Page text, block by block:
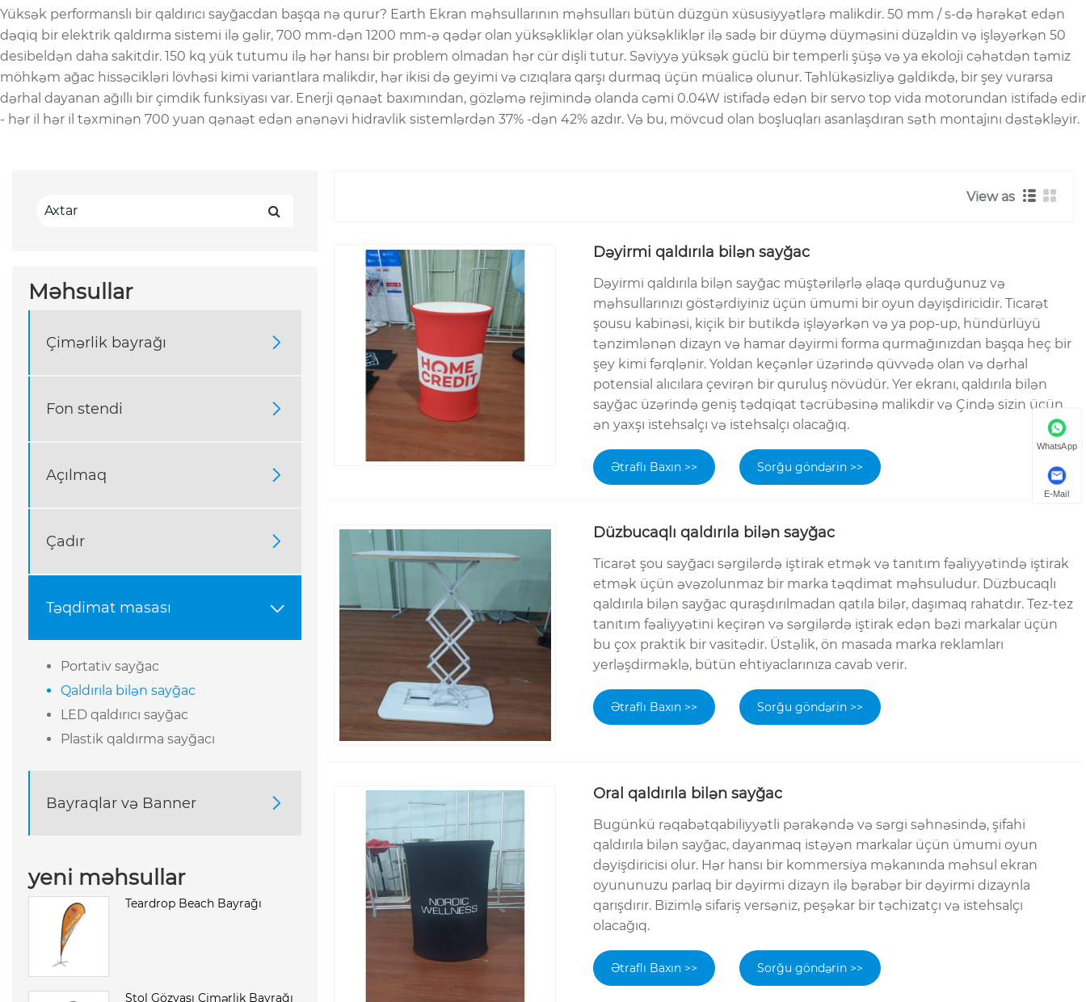
Yüksək performanslı bir qaldırıcı sayğacdan başqa nə qurur? Earth Ekran məhsullarının məhsulları bütün düzgün xüsusiyyətlərə malikdir. 50 mm / s-də hərəkət edən
dəqiq bir elektrik qaldırma sistemi ilə gəlir, 700 mm-dən 1200 mm-ə qədər olan yüksəkliklər olan yüksəkliklər ilə sadə bir düymə düyməsini düzəldin və işləyərkən 50
desibeldən daha sakitdir. 150 kq yük tutumu ilə hər hansı bir problem olmadan hər cür dişli tutur. Səviyyə yüksək güclü bir temperli şüşə və ya ekoloji cəhətdən təmiz
möhkəm ağac hissəcikləri lövhəsi kimi variantlara malikdir, hər ikisi də geyimi və cızıqlara qarşı durmaq üçün müalicə olunur. Təhlükəsizliyə gəldikdə, bir şey vurarsa
dərhal dayanan ağıllı bir çimdik funksiyası var. Enerji qənaət baxımından, gözləmə rejimində olanda cəmi 0.04W istifadə edən bir servo top vida motorundan istifadə edir
- hər il hər il təxminən 700 yuan qənaət edən ənənəvi hidravlik sistemlərdən 37% -dən 42% azdır. Və bu, mövcud olan boşluqları asanlaşdıran səth montajını dəstəkləyir.
Məhsullar
Çimərlik bayrağı 
Fon stendi 
Açılmaq 
Çadır 
Təqdimat masası 
Portativ sayğac
Qaldırıla bilən sayğac
LED qaldırıcı sayğac
Plastik qaldırma sayğacı
Bayraqlar və Banner 
yeni məhsullar
Teardrop Beach Bayrağı
Stol Gözyaşı Çimərlik Bayrağı
View as
Dəyirmi qaldırıla bilən sayğac
Dəyirmi qaldırıla bilən sayğac müştərilərlə əlaqə qurduğunuz və
məhsullarınızı göstərdiyiniz üçün ümumi bir oyun dəyişdiricidir. Ticarət
şousu kabinəsi, kiçik bir butikdə işləyərkən və ya pop-up, hündürlüyü
tənzimlənən dizayn və hamar dəyirmi forma qurmağınızdan başqa heç bir
şey kimi fərqlənir. Yoldan keçənlər üzərində qüvvədə olan və dərhal
potensial alıcılara çevirən bir quruluş növüdür. Yer ekranı, qaldırıla bilən
sayğac üzərində geniş tədqiqat təcrübəsinə malikdir və Çində sizin üçün
ən yaxşı istehsalçı və istehsalçı olacağıq.
Ətraflı Baxın >> Sorğu göndərin >>
Düzbucaqlı qaldırıla bilən sayğac
Ticarət şou sayğacı sərgilərdə iştirak etmək və tanıtım fəaliyyətində iştirak
etmək üçün əvəzolunmaz bir marka təqdimat məhsuludur. Düzbucaqlı
qaldırıla bilən sayğac quraşdırılmadan qatıla bilər, daşımaq rahatdır. Tez-tez
tanıtım fəaliyyətini keçirən və sərgilərdə iştirak edən bəzi markalar üçün
bu çox praktik bir vasitədir. Üstəlik, ön masada marka reklamları
yerləşdirməklə, bütün ehtiyaclarınıza cavab verir.
Ətraflı Baxın >> Sorğu göndərin >>
Oral qaldırıla bilən sayğac
Bugünkü rəqabətqabiliyyətli pərakəndə və sərgi səhnəsində, şifahi
qaldırıla bilən sayğac, dayanmaq istəyən markalar üçün ümumi oyun
dəyişdiricisi olur. Hər hansı bir kommersiya məkanında məhsul ekran
oyununuzu parlaq bir dəyirmi dizayn ilə bərabər bir dəyirmi dizaynla
qarışdırır. Bizimlə sifariş versəniz, peşəkar bir təchizatçı və istehsalçı
olacağıq.
Ətraflı Baxın >> Sorğu göndərin >>
WhatsApp
E-Mail